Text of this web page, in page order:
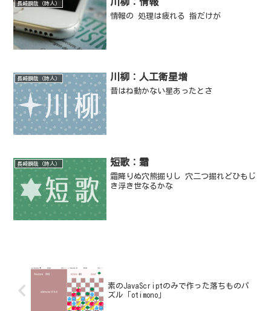
長崎瞬哉（詩人）
情報の 処理は疲れる 指だけが
長崎瞬哉（詩人） 川柳：人工衛星増
昔はね動かない星あったとさ
長崎瞬哉（詩人） 短歌：霜
霜降りぬ穴熊掘りし 穴二つ掘れどひもじ
き浮き世なるかな
素のJavaScriptのみで作った落ちものパ
ズル「otimono」